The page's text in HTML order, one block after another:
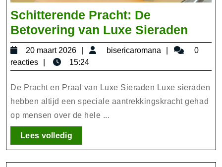
Schitterende Pracht: De
Betovering van Luxe Sieraden
van
Luxe
20 maart 2026
20
maart
2026
bisericaromana
0
reacties
15:24
De Pracht en Praal van Luxe Sieraden Luxe sieraden
hebben altijd een speciale aantrekkingskracht gehad
op mensen over de hele ...
Lees volledigLees
volledig